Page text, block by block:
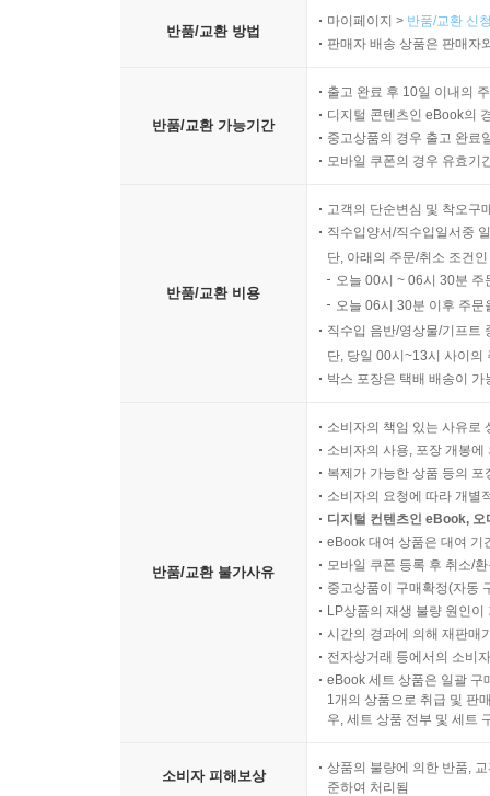
반품/교환 방법
마이페이지 > 반품/교환 신
판매자 배송 상품은 판매자
반품/교환 가능기간
출고 완료 후 10일 이내의
디지털 콘텐츠인 eBook의
중고상품의 경우 출고 완료
모바일 쿠폰의 경우 유효기
반품/교환 비용
고객의 단순변심 및 착오구
직수입양서/직수입일서중
단, 아래의 주문/취소 조건
오늘 00시 ~ 06시 30분
오늘 06시 30분 이후 주
직수입 음반/영상물/기프트
단, 당일 00시~13시 사이의
박스 포장은 택배 배송이
반품/교환 불가사유
소비자의 책임 있는 사유로
소비자의 사용, 포장 개봉
복제가 가능한 상품 등의
소비자의 요청에 따라 개별
디지털 컨텐츠인 eBook,
eBook 대여 상품은 대여 기
모바일 쿠폰 등록 후 취소/
중고상품이 구매확정(자동
LP상품의 재생 불량 원인
시간의 경과에 의해 재판매
전자상거래 등에서의 소비
eBook 세트 상품은 일괄 구
1개의 상품으로 취급 및 판
우, 세트 상품 전부 및 세트
소비자 피해보상
상품의 불량에 의한 반품,
준하여 처리됨